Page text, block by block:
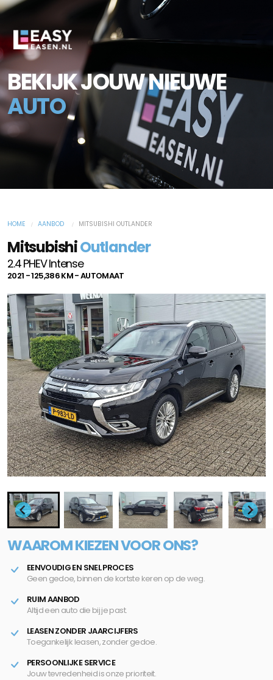
BEKIJK JOUW NIEUWE
AUTO
HOME AANBOD MITSUBISHI OUTLANDER
MitsubishiOutlander
2.4 PHEV Intense
2021 - 125,386 KM - AUTOMAAT
WAAROM KIEZEN VOOR ONS?
EENVOUDIG EN SNEL PROCES
Geen gedoe, binnen de kortste keren op de weg.
RUIM AANBOD
Altijd een auto die bij je past.
LEASEN ZONDER JAARCIJFERS
Toegankelijk leasen, zonder gedoe.
PERSOONLIJKE SERVICE
Jouw tevredenheid is onze prioriteit.